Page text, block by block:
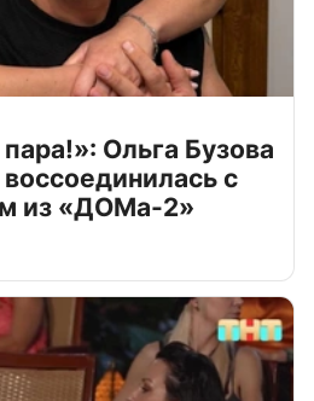
Ольга Бузова
с
из «ДОМа-2»